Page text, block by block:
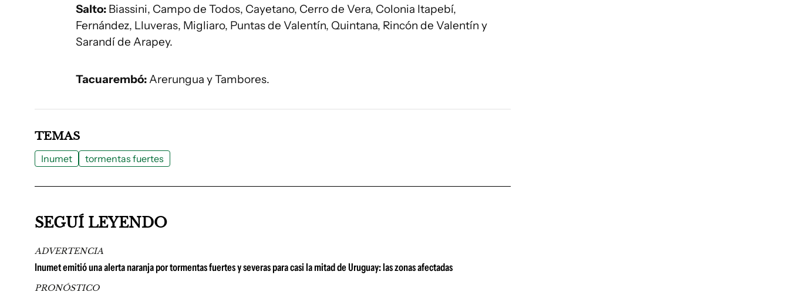
Salto: Biassini, Campo de Todos, Cayetano, Cerro de Vera, Colonia Itapebí,
Fernández, Lluveras, Migliaro, Puntas de Valentín, Quintana, Rincón de Valentín y
Sarandí de Arapey.
Tacuarembó:Arerungua y Tambores.
TEMAS
Inumet tormentas fuertes
SEGUÍ LEYENDO
ADVERTENCIA
Inumet emitió una alerta naranja por tormentas fuertes y severas para casi la mitad de Uruguay: las zonas afectadas
PRONÓSTICO